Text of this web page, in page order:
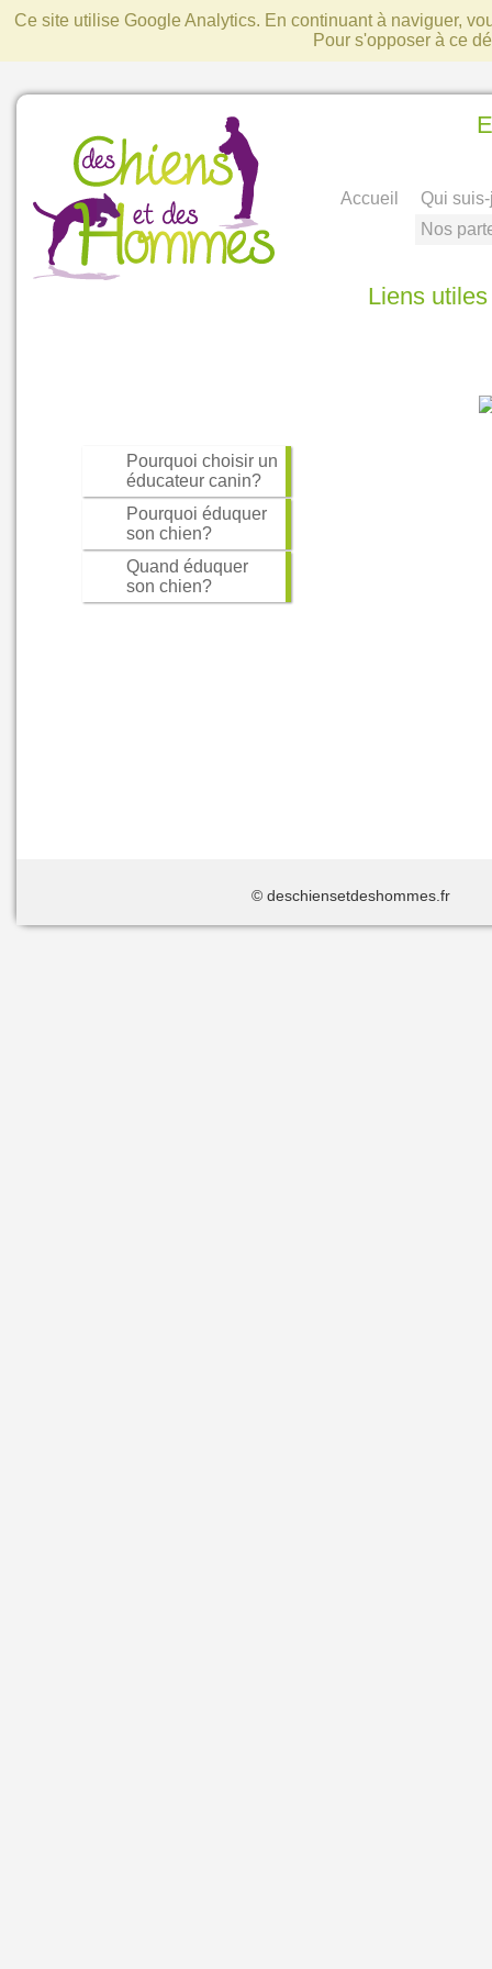
Ce site utilise Google Analytics. En continuant à naviguer,
Pour s'opposer à ce
Pourquoi choisir un
éducateur canin?
Pourquoi éduquer
son chien?
Quand éduquer
son chien?
Accueil
Qui
Nos
Liens utiles
©